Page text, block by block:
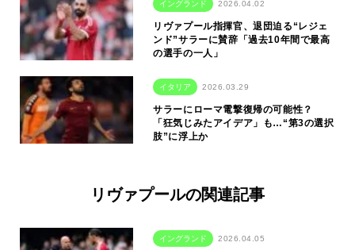
イングランド 2026.04.02
リヴァプール指揮官、退団迫る“レジェ
ンド”サラーに賛辞「過去10年間で最高
の選手の一人」
イタリア 2026.03.29
サラーにローマ電撃復帰の可能性？
「狂気じみたアイデア」も…“第3の選択
肢”に浮上か
リヴァプールの関連記事
イングランド 2026.04.05